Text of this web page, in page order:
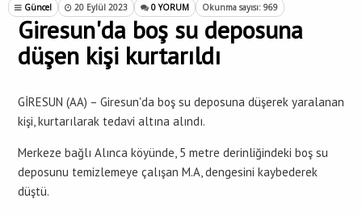
Güncel 20 Eylül 2023 0 YORUM Okunma sayısı: 969
Giresun'da boş su deposuna
düşen kişi kurtarıldı
GİRESUN (AA) – Giresun'da boş su deposuna düşerek yaralanan
kişi, kurtarılarak tedavi altına alındı.
Merkeze bağlı Alınca köyünde, 5 metre derinliğindeki boş su
deposunu temizlemeye çalışan M.A, dengesini kaybederek
düştü.